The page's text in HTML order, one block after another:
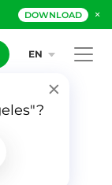
DOWNLOAD ×
EN